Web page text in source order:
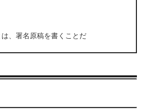
、署名原稿を書くことだ